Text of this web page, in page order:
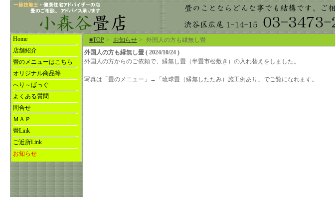
Home
店舗紹介
畳のメニューはこちら
オリジナル商品等
へり～ばっぐ
よくある質問
問合せ
ＭＡＰ
畳Link
ご近所Link
お知らせ
■TOP > お知らせ > 外国人の方も縁無し畳
外国人の方も縁無し畳 ( 2024/10/24 )
外国人の方からのご依頼で、縁無し畳（半畳市松敷き）の入れ替えをしました。
写真は「畳のメニュー」→「琉球畳（縁無したたみ）施工例あり」でご覧になれます。